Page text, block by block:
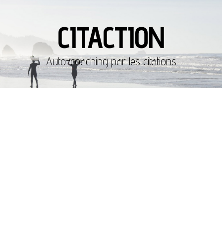
CITACTION
Auto-coaching par les citations